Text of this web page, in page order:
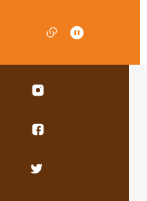
Profil
Profil
Profil